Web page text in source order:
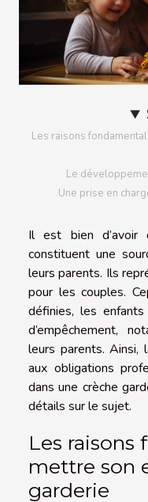
Les raisons
Le
Une prise en
Il est bien d’avoir
constituent une
leurs parents. Ils
pour les couples.
définies, les
d’empêchement,
leurs parents. Ainsi,
aux obligations
dans une crèche
détails sur le sujet.
Les raisons
mettre son
garderie